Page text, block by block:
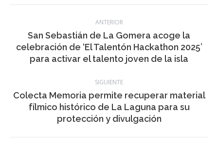
Navegación
entre
publicaciones
ANTERIOR
anterior:
San Sebastián de La Gomera acoge la
para activar el talento joven de la isla
SIGUIENTE
Colecta Memoria permite recuperar material